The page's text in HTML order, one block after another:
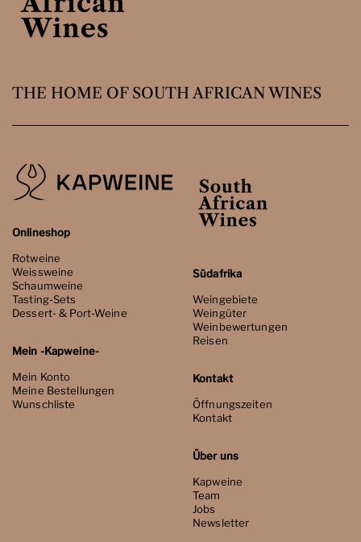
THE HOME OF SOUTH AFRICAN WINES
Onlineshop
Rotweine
Weissweine
Schaumweine
Tasting-Sets
Dessert- & Port-Weine
Mein -Kapweine-
Mein Konto
Meine Bestellungen
Wunschliste
Südafrika
Weingebiete
Weingüter
Weinbewertungen
Reisen
Kontakt
Öffnungszeiten
Kontakt
Über uns
Kapweine
Team
Jobs
Newsletter